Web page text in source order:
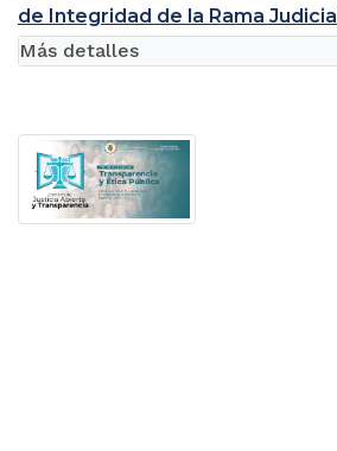
de Integridad de la Rama Judicial
Más detalles